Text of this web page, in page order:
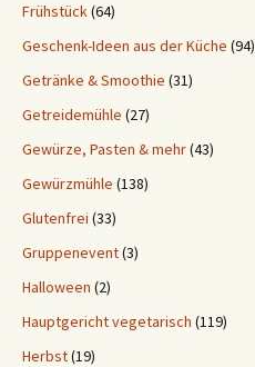
Frühstück(64)
Geschenk-Ideen aus der Küche (94)
Getränke & Smoothie (31)
Getreidemühle (27)
Gewürze, Pasten & mehr(43)
Gewürzmühle (138)
Glutenfrei (33)
Gruppenevent(3)
Halloween (2)
Hauptgericht vegetarisch (119)
Herbst(19)